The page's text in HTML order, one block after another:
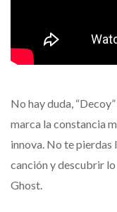
No hay duda,
marca la constancia
innova. No te pierdas
canción y descubrir
Ghost.